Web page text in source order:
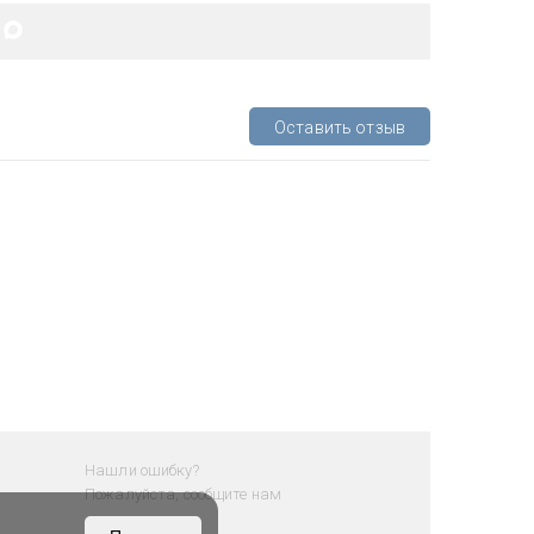
Оставить отзыв
Нашли ошибку?
Пожалуйста, сообщите нам